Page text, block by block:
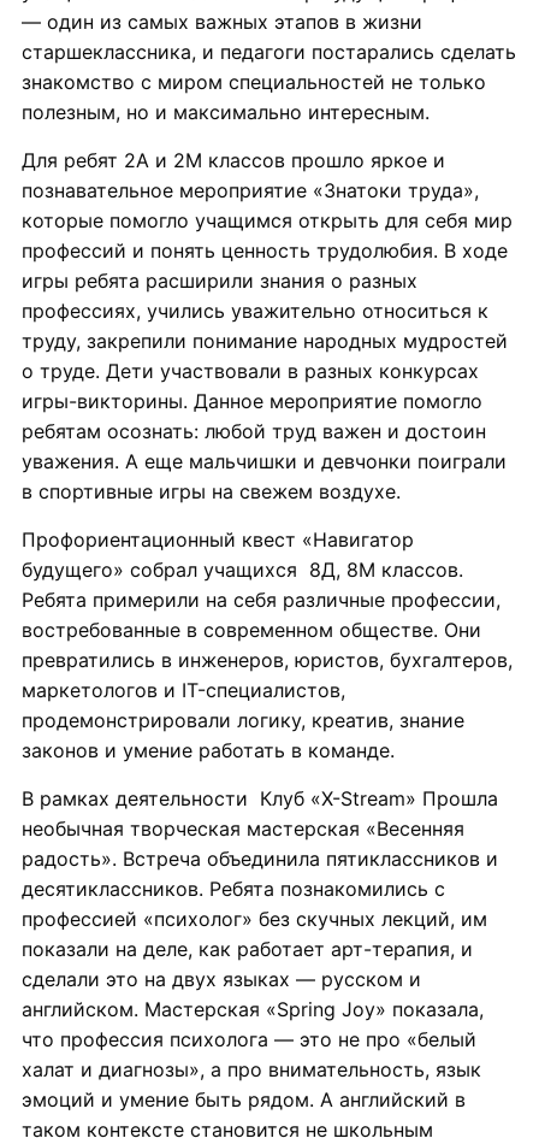
— один из самых важных этапов в жизни
старшеклассника, и педагоги постарались сделать
знакомство с миром специальностей не только
полезным, но и максимально интересным.
Для ребят 2А и 2М классов прошло яркое и
познавательное мероприятие «Знатоки труда»,
которые помогло учащимся открыть для себя мир
профессий и понять ценность трудолюбия. В ходе
игры ребята расширили знания о разных
профессиях, учились уважительно относиться к
труду, закрепили понимание народных мудростей
о труде. Дети участвовали в разных конкурсах
игры-викторины. Данное мероприятие помогло
ребятам осознать: любой труд важен и достоин
уважения. А еще мальчишки и девчонки поиграли
в спортивные игры на свежем воздухе.
Профориентационный квест «Навигатор
будущего» собрал учащихся 8Д, 8М классов.
Ребята примерили на себя различные профессии,
востребованные в современном обществе. Они
превратились в инженеров, юристов, бухгалтеров,
маркетологов и IT-специалистов,
продемонстрировали логику, креатив, знание
законов и умение работать в команде.
В рамках деятельности Клуб «X-Stream» Прошла
необычная творческая мастерская «Весенняя
радость». Встреча объединила пятиклассников и
десятиклассников. Ребята познакомились с
профессией «психолог» без скучных лекций, им
показали на деле, как работает арт-терапия, и
сделали это на двух языках — русском и
английском. Мастерская «Spring Joy» показала,
что профессия психолога — это не про «белый
халат и диагнозы», а про внимательность, язык
эмоций и умение быть рядом. А английский в
таком контексте становится не школьным